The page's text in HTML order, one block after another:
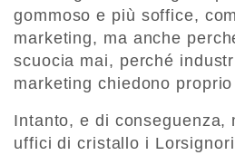
gommoso e più soffice,
marketing, ma anche
scuocia mai, perché
marketing chiedono
Intanto, e di conseguenza,
uffici di cristallo i